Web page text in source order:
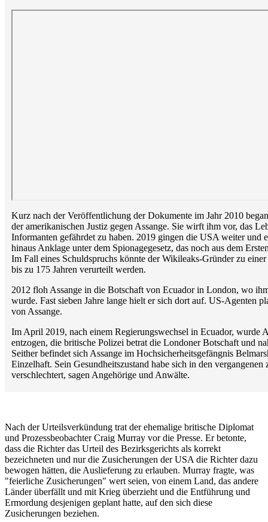
Kurz nach der Veröffentlichung der Dokumente im Jahr 2010
der amerikanischen Justiz gegen Assange. Sie wirft ihm vor, das
Informanten gefährdet zu haben. 2019 gingen die USA weiter und
hinaus Anklage unter dem Spionagegesetz, das noch aus dem
Im Fall eines Schuldspruchs könnte der Wikileaks-Gründer zu
bis zu 175 Jahren verurteilt werden.
2012 floh Assange in die Botschaft von Ecuador in London, wo
wurde. Fast sieben Jahre lange hielt er sich dort auf. US-Agenten
von Assange.
Im April 2019, nach einem Regierungswechsel in Ecuador, wurde
entzogen, die britische Polizei betrat die Londoner Botschaft und
Seither befindet sich Assange im Hochsicherheitsgefängnis
Einzelhaft. Sein Gesundheitszustand habe sich in den vergangenen
verschlechtert, sagen Angehörige und Anwälte.
Nach der Urteilsverkündung trat der ehemalige britische Diplomat
und Prozessbeobachter Craig Murray vor die Presse. Er betonte,
dass die Richter das Urteil des Bezirksgerichts als korrekt
bezeichneten und nur die Zusicherungen der USA die Richter dazu
bewogen hätten, die Auslieferung zu erlauben. Murray fragte, was
"feierliche Zusicherungen" wert seien, von einem Land, das andere
Länder überfällt und mit Krieg überzieht und die Entführung und
Ermordung desjenigen geplant hatte, auf den sich diese
Zusicherungen beziehen.